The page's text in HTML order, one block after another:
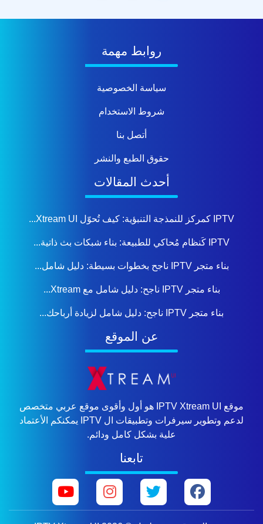
روابط مهمة
سياسة الخصوصية
شروط الاستخدام
أتصل بنا
حقوق الطبع والنشر
أحدث المقالات
IPTV كمركز للنمذجة التنبؤية: كيف تُحوّل Xtream UI...
IPTV كَنظام مُحاكي للطبيعة: بناء شبكات بث ذاتية...
بناء متجر IPTV ناجح بخطوات بسيطة: دليل شامل...
بناء متجر IPTV ناجح: دليل شامل مع Xtream...
بناء متجر IPTV ناجح: دليل شامل لزيادة أرباحك...
عن الموقع
موقع IPTV Xtream UI هو أول وأقوى موقع عربي متخصص
لدعم وتطوير سيرفرات وتطبيقات ال IPTV يمكنكم الأعتماد
علية بشكل كامل ودائم.
تابعنا